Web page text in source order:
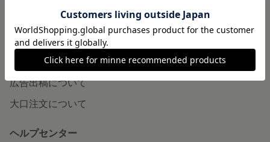
minneの本
企業の方へ
広告出稿について
大口注文について
ヘルプセンター